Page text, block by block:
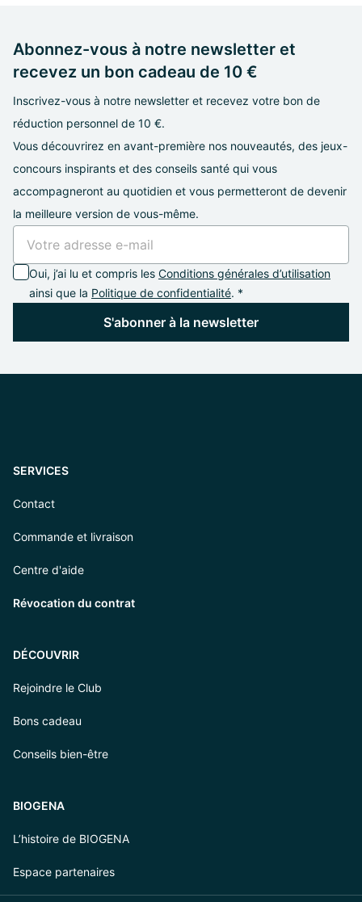
Abonnez-vous à notre newsletter et
recevez un bon cadeau de 10 €
Inscrivez-vous à notre newsletter et recevez votre bon de
réduction personnel de 10 €.
Vous découvrirez en avant-première nos nouveautés, des jeux-
concours inspirants et des conseils santé qui vous
accompagneront au quotidien et vous permetteront de devenir
la meilleure version de vous-même.
Oui, j’ai lu et compris les Conditions générales d’utilisation
ainsi que la Politique de confidentialité. *
S'abonner à la newsletter
SERVICES
Contact
Commande et livraison
Centre d'aide
Révocation du contrat
DÉCOUVRIR
Rejoindre le Club
Bons cadeau
Conseils bien-être
BIOGENA
L’histoire de BIOGENA
Espace partenaires